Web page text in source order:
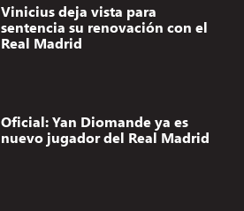
Vinicius deja vista para
sentencia su renovación con el
Real Madrid
Oficial: Yan Diomande ya es
nuevo jugador del Real Madrid